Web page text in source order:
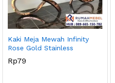
Kaki Meja Mewah Infinity
Rose Gold Stainless
Rp79